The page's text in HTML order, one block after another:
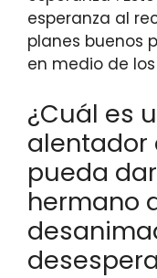
esperanza al
planes buenos
en medio de
¿Cuál es
alentador
pueda
hermano